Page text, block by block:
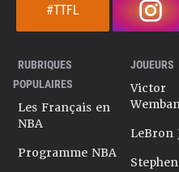
#TTFL
RUBRIQUES
POPULAIRES
Les Français en
NBA
Programme NBA
JOUEURS
Victor
LeBron